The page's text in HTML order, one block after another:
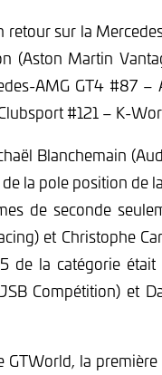
sur la
(Aston Martin
AMG GT4 #87 –
#121 – K-
Blanchemain
la pole position de
de seconde
et Christophe
de la catégorie
Compétition) et
la